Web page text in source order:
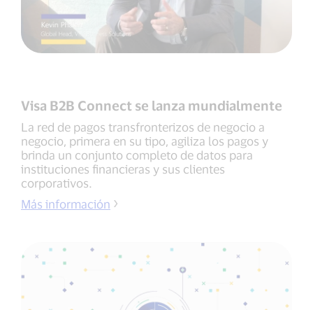
Visa B2B Connect se lanza mundialmente
La red de pagos transfronterizos de negocio a
negocio, primera en su tipo, agiliza los pagos y
brinda un conjunto completo de datos para
instituciones financieras y sus clientes
corporativos.
Más información